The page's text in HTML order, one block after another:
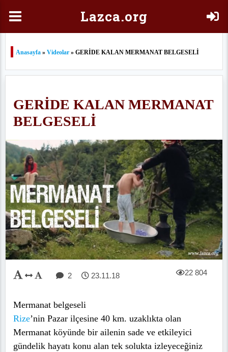
Lazca.org
Anasayfa » Videolar » GERİDE KALAN MERMANAT BELGESELİ
GERİDE KALAN MERMANAT
BELGESELİ
2 23.11.18 22 804
Mermanat belgeseli
Rize’nin Pazar ilçesine 40 km. uzaklıkta olan
Mermanat köyünde bir ailenin sade ve etkileyici
gündelik hayatı konu alan tek solukta izleyeceğiniz